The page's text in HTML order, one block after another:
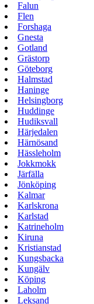
Falun
Flen
Forshaga
Gnesta
Gotland
Grästorp
Göteborg
Halmstad
Haninge
Helsingborg
Huddinge
Hudiksvall
Härjedalen
Härnösand
Hässleholm
Jokkmokk
Järfälla
Jönköping
Kalmar
Karlskrona
Karlstad
Katrineholm
Kiruna
Kristianstad
Kungsbacka
Kungälv
Köping
Laholm
Leksand